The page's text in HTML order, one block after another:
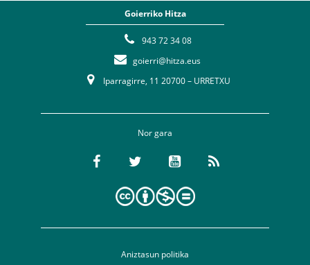
Goierriko Hitza
943 72 34 08
goierri@hitza.eus
Iparragirre, 11 20700 – URRETXU
Nor gara
Aniztasun politika